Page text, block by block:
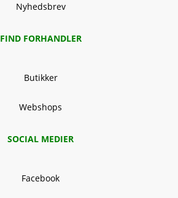
Nyhedsbrev
FIND FORHANDLER
Butikker
Webshops
SOCIAL MEDIER
Facebook